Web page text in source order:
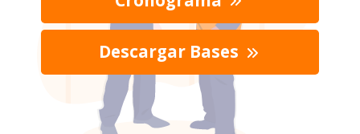
Descargar Bases